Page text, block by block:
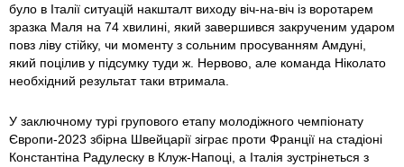
було в Італії ситуацій накшталт виходу віч-на-віч із воротарем
зразка Маля на 74 хвилині, який завершився закрученим ударом
повз ліву стійку, чи моменту з сольним просуванням Амдуні,
який поцілив у підсумку туди ж. Нервово, але команда Ніколато
необхідний результат таки втримала.
У заключному турі групового етапу молодіжного чемпіонату
Європи-2023 збірна Швейцарії зіграє проти Франції на стадіоні
Константіна Радулеску в Клуж-Напоці, а Італія зустрінеться з